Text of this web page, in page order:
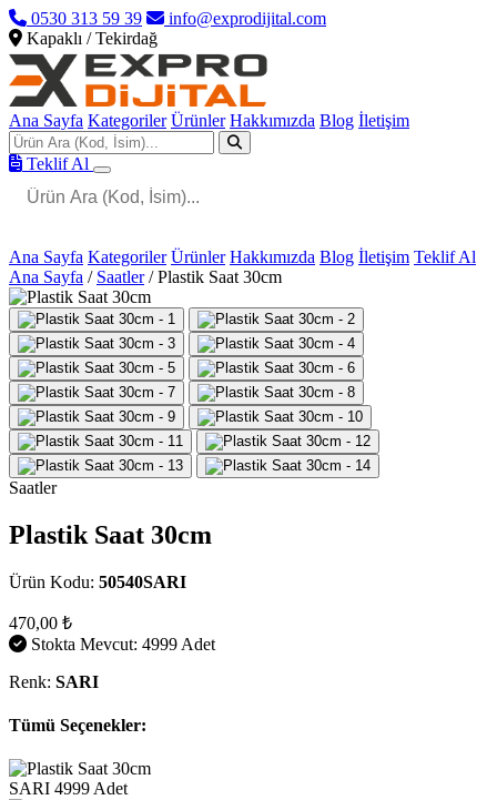
0530 313 59 39
info@exprodijital.com
Kapaklı / Tekirdağ
Ana Sayfa Kategoriler Ürünler Hakkımızda Blog İletişim
Teklif Al
Ana Sayfa Kategoriler Ürünler Hakkımızda Blog İletişim Teklif Al
Ana Sayfa / Saatler / Plastik Saat 30cm
Saatler
Plastik Saat 30cm
Ürün Kodu: 50540SARI
470,00 ₺
Stokta Mevcut: 4999 Adet
Renk: SARI
Tümü Seçenekler:
SARI 4999 Adet